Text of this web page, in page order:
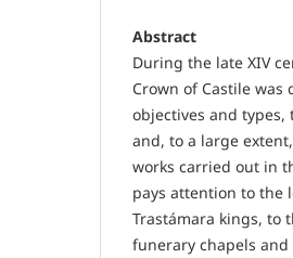
Abstract
During the late XIV
Crown of Castile
objectives and
and, to a large
works carried out in
pays attention to the
Trastámara kings, to
funerary chapels